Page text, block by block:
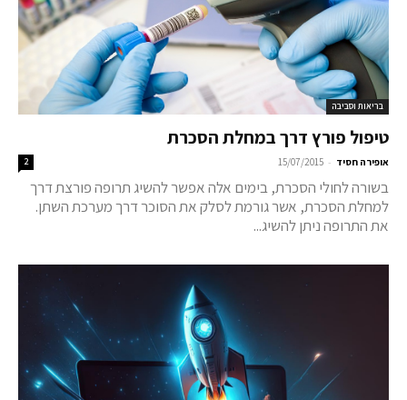
בריאות וסביבה
טיפול פורץ דרך במחלת הסכרת
אופירה חסיד -
15/07/2015
2
בשורה לחולי הסכרת, בימים אלה אפשר להשיג תרופה פורצת דרך
למחלת הסכרת, אשר גורמת לסלק את הסוכר דרך מערכת השתן.
את התרופה ניתן להשיג...